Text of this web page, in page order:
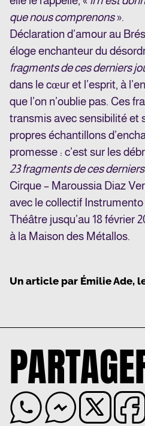
que nous comprenons».
Déclaration d’amour au
éloge enchanteur du
fragments de ces derniers
dans le cœur et l’esprit, à
que l’on n’oublie pas. Ces
transmis avec sensibilité et
propres échantillons
promesse : c’est sur les
23 fragments de ces
Cirque – Maroussia Diaz
avec le collectif
Théâtre jusqu’au 18 février
à la Maison des Métallos.
Un article par Émilie Ade,